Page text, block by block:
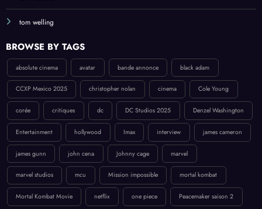
tom welling
BROWSE BY TAGS
absolute cinema avatar bande annonce black adam
CCXP Mexico 2025 christopher nolan cinema Cole Young
corée critiques dc DC Studios 2025 Denzel Washington
Entertainment hollywood Imax interview james cameron
james gunn john cena Johnny cage marvel
marvel studios mcu Mission impossible mortal kombat
Mortal Kombat Movie netflix one piece Peacemaker saison 2